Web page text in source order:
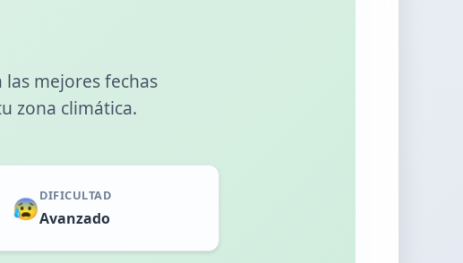
mejores fechas
zona climática.
😰DIFICULTAD
Avanzado